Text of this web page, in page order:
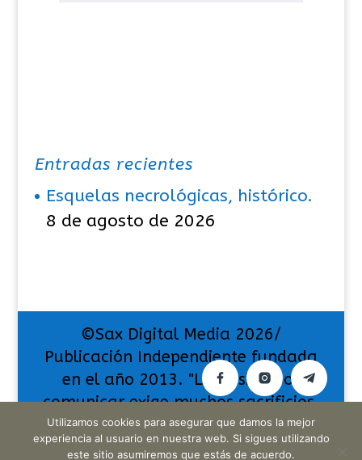
Entradas recientes
Esquelas necrológicas, histórico.
8 de agosto de 2026
©Sax Digital Media 2026/
Publicación Independiente fundada
en el año 2013. "La pasión por
comunicar exige muchos sacrificios,
pero también da muchas
satisfacciones".
Utilizamos cookies para asegurar que damos la mejor
experiencia al usuario en nuestra web. Si sigues utilizando
este sitio asumiremos que estás de acuerdo.